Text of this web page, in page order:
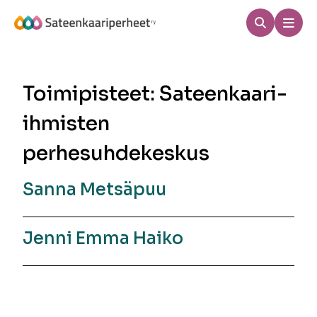
sisältöön
Haku
Toimipisteet: Sateenkaari-
ihmisten
perhesuhdekeskus
Sanna Metsäpuu
Jenni Emma Haiko